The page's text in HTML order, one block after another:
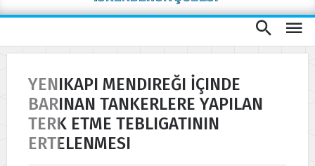
YENIKAPI MENDIREĞI İÇINDE
BARINAN TANKERLERE YAPILAN
TERK ETME TEBLIGATININ
ERTELENMESI